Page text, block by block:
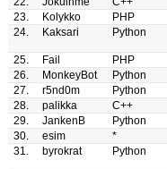
23.
Kolykko PHP
24.
Kaksari Python
25. Fail PHP
26.
MonkeyBot Python
27.
r5nd0m Python
28.
palikka C++
29.
JankenB Python
30.
esim *
31.
byrokrat Python